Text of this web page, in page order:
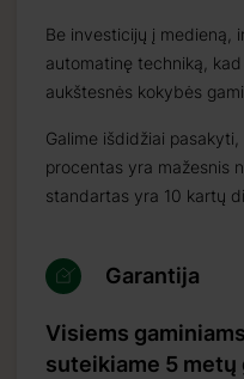
Be investicijų į medieną,
automatinę techniką,
aukštesnės kokybės
Galime išdidžiai
procentas yra mažesnis
standartas yra 10 kartų
Garantija
Visiems
suteikiame 5 metų